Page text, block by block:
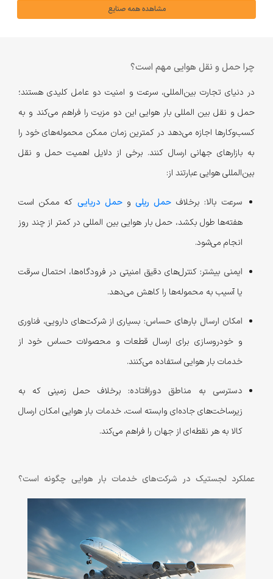
مشاهده همه صنایع
چرا حمل و نقل هوایی مهم است؟
در دنیای تجارت بین‌المللی، سرعت و امنیت دو عامل کلیدی هستند؛
حمل و نقل بین المللی بار هوایی این دو مزیت را فراهم می‌کند و به
کسب‌وکارها اجازه می‌دهد در کمترین زمان ممکن محموله‌های خود را
به بازارهای جهانی ارسال کنند. برخی از دلایل اهمیت حمل و نقل
بین‌المللی هوایی عبارتند از:
سرعت بالا: برخلاف حمل ریلیوحمل دریایی که ممکن است
هفته‌ها طول بکشد، حمل بار هوایی بین المللی در کمتر از چند روز
انجام می‌شود.
ایمنی بیشتر: کنترل‌های دقیق امنیتی در فرودگاه‌ها، احتمال سرقت
یا آسیب به محموله‌ها را کاهش می‌دهد.
امکان ارسال بارهای حساس: بسیاری از شرکت‌های دارویی، فناوری
و خودروسازی برای ارسال قطعات و محصولات حساس خود از
خدمات بار هوایی استفاده می‌کنند.
دسترسی به مناطق دورافتاده: برخلاف حمل زمینی که به
زیرساخت‌های جاده‌ای وابسته است، خدمات بار هوایی امکان ارسال
کالا به هر نقطه‌ای از جهان را فراهم می‌کند.
عملکرد لجستیک در شرکت‌های خدمات بار هوایی چگونه است؟